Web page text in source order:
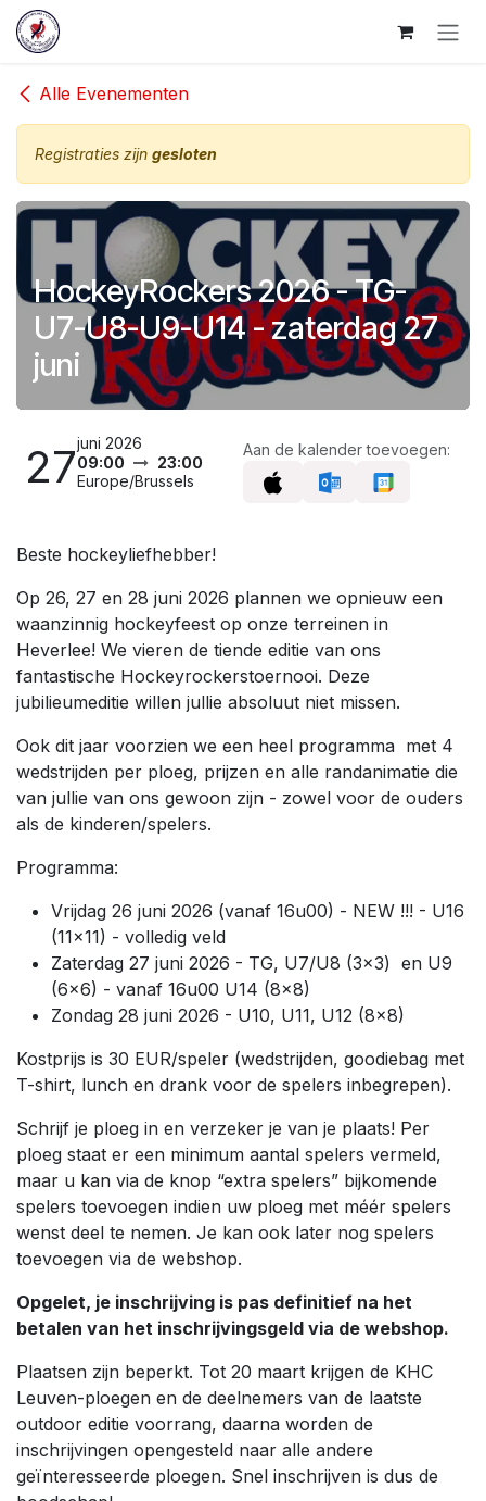
Overslaan naar inhoud
Alle Evenementen
Registraties zijn gesloten
HockeyRockers 2026 - TG-
U7-U8-U9-U14 - zaterdag 27
juni
27juni 2026
09:00
23:00
Europe/Brussels
Aan de kalender toevoegen:
Beste hockeyliefhebber!
Op 26, 27 en 28 juni 2026 plannen we opnieuw een
waanzinnig hockeyfeest op onze terreinen in
Heverlee! We vieren de tiende editie van ons
fantastische Hockeyrockerstoernooi. Deze
jubilieumeditie willen jullie absoluut niet missen.
Ook dit jaar voorzien we een heel programma met 4
wedstrijden per ploeg, prijzen en alle randanimatie die
van jullie van ons gewoon zijn - zowel voor de ouders
als de kinderen/spelers.
Programma:
Vrijdag 26 juni 2026 (vanaf 16u00) - NEW !!! - U16
(11x11) - volledig veld
Zaterdag 27 juni 2026 - TG, U7/U8 (3x3) en U9
(6x6) - vanaf 16u00 U14 (8x8)
Zondag 28 juni 2026 - U10, U11, U12 (8x8)
Kostprijs is 30 EUR/speler (wedstrijden, goodiebag met
T-shirt, lunch en drank voor de spelers inbegrepen).
Schrijf je ploeg in en verzeker je van je plaats! Per
ploeg staat er een minimum aantal spelers vermeld,
maar u kan via de knop “extra spelers” bijkomende
spelers toevoegen indien uw ploeg met méér spelers
wenst deel te nemen. Je kan ook later nog spelers
toevoegen via de webshop.
Opgelet, je inschrijving is pas definitief na het
betalen van het inschrijvingsgeld via de webshop.
Plaatsen zijn beperkt. Tot 20 maart krijgen de KHC
Leuven-ploegen en de deelnemers van de laatste
outdoor editie voorrang, daarna worden de
inschrijvingen opengesteld naar alle andere
geïnteresseerde ploegen. Snel inschrijven is dus de